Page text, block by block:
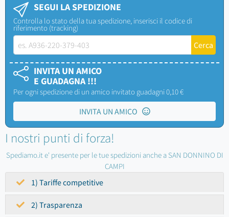
SEGUI LA SPEDIZIONE
Controlla lo stato della tua spedizione, inserisci il codice di
riferimento (tracking)
INVITA UN AMICO
E GUADAGNA !!!
Per ogni spedizione di un amico invitato guadagni 0,10 €
INVITA UN AMICO
I nostri punti di forza!
Spediamo.it e' presente per le tue spedizioni anche a SAN DONNINO DI
CAMPI
1) Tariffe competitive
2) Trasparenza